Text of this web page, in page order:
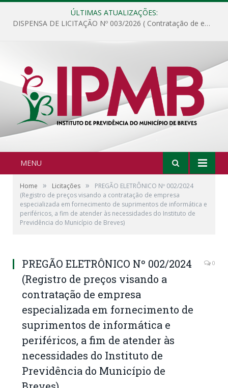
ÚLTIMAS ATUALIZAÇÕES:
DISPENSA DE LICITAÇÃO Nº 003/2026 ( Contratação de empresa para fornecimento de gêneros alimentícios não perecíveis, materiais de expediente, descartáveis, copa e cozinha, para análise e posterior publicação.)
MENU
Home » Licitações »
PREGÃO ELETRÔNICO Nº 002/2024
(Registro de preços visando a contratação de empresa
especializada em fornecimento de suprimentos de informática e
periféricos, a fim de atender às necessidades do Instituto de
Previdência do Município de Breves)
PREGÃO ELETRÔNICO Nº 002/2024
(Registro de preços visando a
contratação de empresa
especializada em fornecimento de
suprimentos de informática e
periféricos, a fim de atender às
necessidades do Instituto de
Previdência do Município de
0